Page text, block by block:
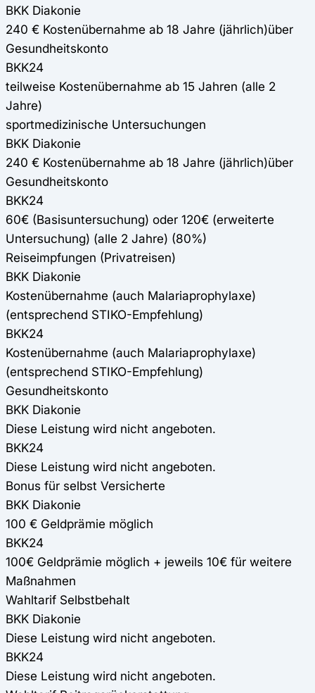
BKK Diakonie
240 € Kostenübernahme ab 18 Jahre (jährlich)über
Gesundheitskonto
BKK24
teilweise Kostenübernahme ab 15 Jahren (alle 2
Jahre)
sportmedizinische Untersuchungen
BKK Diakonie
240 € Kostenübernahme ab 18 Jahre (jährlich)über
Gesundheitskonto
BKK24
60€ (Basisuntersuchung) oder 120€ (erweiterte
Untersuchung) (alle 2 Jahre) (80%)
Reiseimpfungen (Privatreisen)
BKK Diakonie
Kostenübernahme (auch Malariaprophylaxe)
(entsprechend STIKO-Empfehlung)
BKK24
Kostenübernahme (auch Malariaprophylaxe)
(entsprechend STIKO-Empfehlung)
Gesundheitskonto
BKK Diakonie
Diese Leistung wird nicht angeboten.
BKK24
Diese Leistung wird nicht angeboten.
Bonus für selbst Versicherte
BKK Diakonie
100 € Geldprämie möglich
BKK24
100€ Geldprämie möglich + jeweils 10€ für weitere
Maßnahmen
Wahltarif Selbstbehalt
BKK Diakonie
Diese Leistung wird nicht angeboten.
BKK24
Diese Leistung wird nicht angeboten.